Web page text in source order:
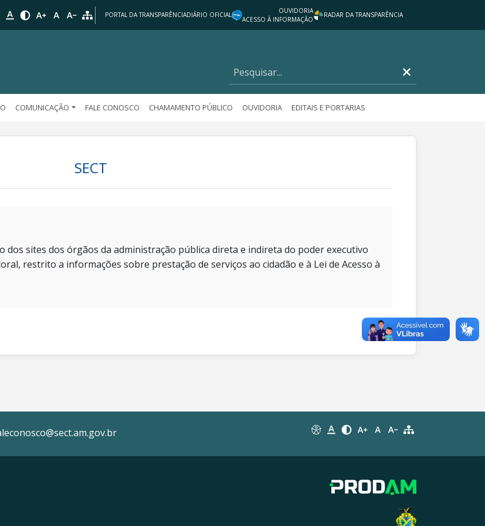
PORTAL DA TRANSPARÊNCIADIÁRIO OFICIAL
OUVIDORIA
ACESSO À INFORMAÇÃO
RADAR DA TRANSPARÊNCIA
COMUNICAÇÃO FALE CONOSCO CHAMAMENTO PÚBLICO OUVIDORIA EDITAIS E PORTARIAS
SECT
dos sites dos órgãos da administração pública direta e indireta do poder executivo
restrito a informações sobre prestação de serviços ao cidadão e à Lei de Acesso à